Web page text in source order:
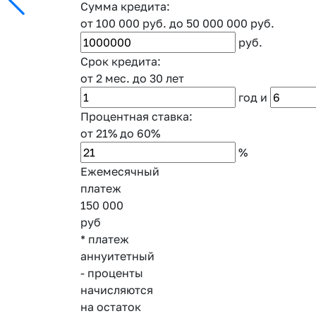
Сумма кредита:
от 100 000 руб. до 50 000 000 руб.
руб.
Срок кредита:
от 2 мес. до 30 лет
год и
Процентная ставка:
от 21% до 60%
%
Ежемесячный
платеж
150 000
руб
* платеж
аннуитетный
- проценты
начисляются
на остаток